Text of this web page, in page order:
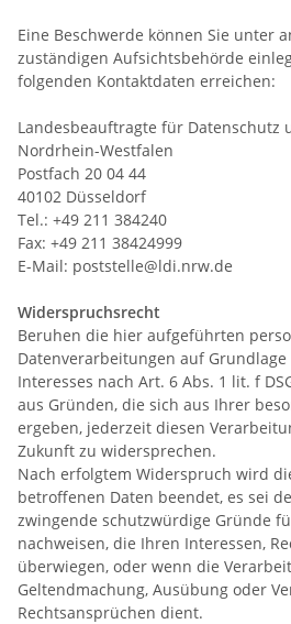
Eine Beschwerde können Sie unter
zuständigen Aufsichtsbehörde
folgenden Kontaktdaten erreichen:
Landesbeauftragte für
Nordrhein-Westfalen
Postfach 20 04 44
40102 Düsseldorf
Tel.: +49 211 384240
Fax: +49 211 38424999
E-Mail: poststelle@ldi.nrw.de
Widerspruchsrecht
Beruhen die hier aufgeführten
Datenverarbeitungen auf
Interesses nach Art. 6 Abs. 1 lit. f
aus Gründen, die sich aus Ihrer
ergeben, jederzeit diesen
Zukunft zu widersprechen.
Nach erfolgtem Widerspruch wird
betroffenen Daten beendet, es sei
zwingende schutzwürdige Gründe
nachweisen, die Ihren Interessen,
überwiegen, oder wenn die
Geltendmachung, Ausübung oder
Rechtsansprüchen dient.